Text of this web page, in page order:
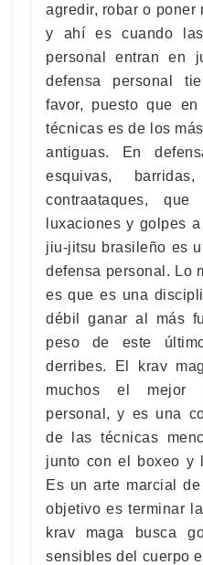
agredir, robar o poner
y ahí es cuando
personal entran en
defensa personal
favor, puesto que
técnicas es de los
antiguas. En
esquivas,
contraataques,
luxaciones y golpes
jiu-jitsu brasileño es
defensa personal. Lo
es que es una
débil ganar al más
peso de este
derribes. El krav
muchos el mejor
personal, y es una
de las técnicas
junto con el boxeo y
Es un arte marcial
objetivo es terminar
krav maga busca
sensibles del cuerpo